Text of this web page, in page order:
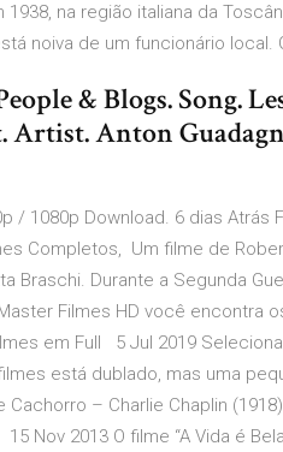
1938, na região italiana da
noiva de um funcionário local.
& Blogs. Song.
Anton
/ 1080p Download. 6 dias Atrás
Completos, Um filme de
Braschi. Durante a Segunda
Filmes HD você encontra
em Full 5 Jul 2019
está dublado, mas uma
Cachorro – Charlie Chaplin
Nov 2013 O filme “A Vida é